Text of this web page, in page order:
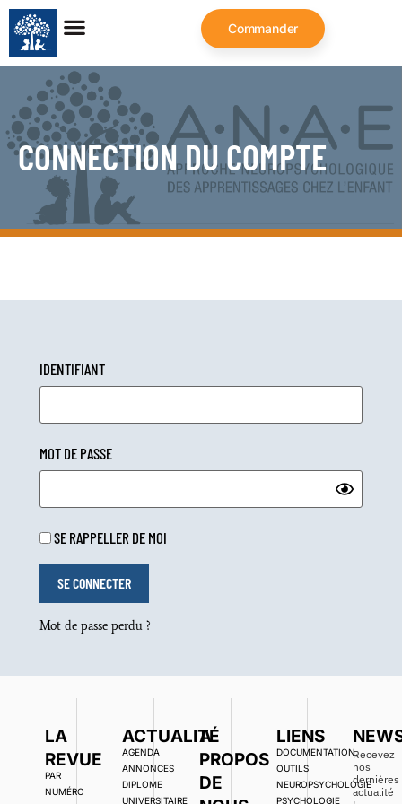
Commander
CONNECTION DU COMPTE
IDENTIFIANT
MOT DE PASSE
SE RAPPELLER DE MOI
Mot de passe perdu ?
LA
REVUE
PAR
NUMÉRO
ACTUALITÉ
AGENDA
ANNONCES
DIPLOME
UNIVERSITAIRE
A
PROPOS
DE
LIENS
DOCUMENTATION,
OUTILS
NEUROPSYCHOLOGIE
PSYCHOLOGIE
Recevez
nos
dernières
actualité